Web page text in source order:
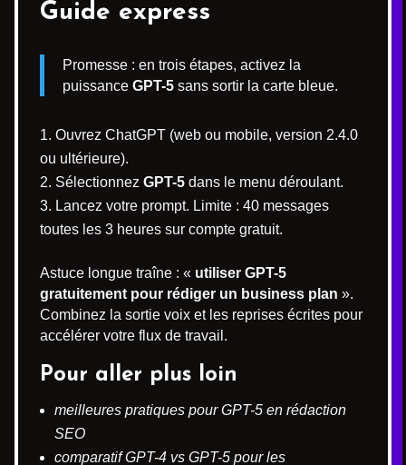
Guide express
Promesse : en trois étapes, activez la
puissance GPT-5 sans sortir la carte bleue.
Ouvrez ChatGPT (web ou mobile, version 2.4.0
ou ultérieure).
Sélectionnez GPT-5 dans le menu déroulant.
Lancez votre prompt. Limite : 40 messages
toutes les 3 heures sur compte gratuit.
Astuce longue traîne : « utiliser GPT-5
gratuitement pour rédiger un business plan ».
Combinez la sortie voix et les reprises écrites pour
accélérer votre flux de travail.
Pour aller plus loin
meilleures pratiques pour GPT-5 en rédaction
SEO
comparatif GPT-4 vs GPT-5 pour les